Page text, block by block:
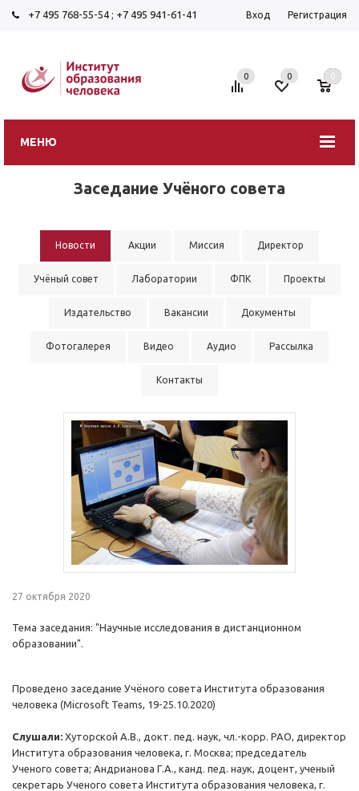
+7 495 768-55-54 ; +7 495 941-61-41 Вход Регистрация
МЕНЮ
0 0 0
Заседание Учёного совета
Новости Акции Миссия Директор
Учёный совет Лаборатории ФПК Проекты
Издательство Вакансии Документы
Фотогалерея Видео Аудио Рассылка
Контакты
27 октября 2020
Тема заседания: "Научные исследования в дистанционном
образовании".
Проведено заседание Учёного совета Института образования
человека (Microsoft Teams, 19-25.10.2020)
Слушали: Хуторской А.В., докт. пед. наук, чл.-корр. РАО, директор
Института образования человека, г. Москва; председатель
Ученого совета; Андрианова Г.А., канд. пед. наук, доцент, ученый
секретарь Ученого совета Института образования человека, г.